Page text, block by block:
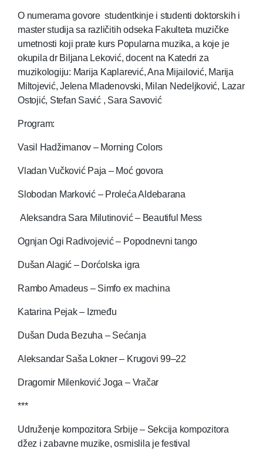
O numerama govore studentkinje i studenti doktorskih i
master studija sa različitih odseka Fakulteta muzičke
umetnosti koji prate kurs Popularna muzika, a koje je
okupila dr Biljana Leković, docent na Katedri za
muzikologiju: Marija Kaplarević, Ana Mijailović, Marija
Miltojević, Jelena Mladenovski, Milan Nedeljković, Lazar
Ostojić, Stefan Savić , Sara Savović
Program:
Vasil Hadžimanov – Morning Colors
Vladan Vučković Paja – Moć govora
Slobodan Marković – Proleća Aldebarana
Aleksandra Sara Milutinović – Beautiful Mess
Ognjan Ogi Radivojević – Popodnevni tango
Dušan Alagić – Dorćolska igra
Rambo Amadeus – Simfo ex machina
Katarina Pejak – Između
Dušan Duda Bezuha – Sećanja
Aleksandar Saša Lokner – Krugovi 99–22
Dragomir Milenković Joga – Vračar
***
Udruženje kompozitora Srbije – Sekcija kompozitora
džez i zabavne muzike, osmislila je festival